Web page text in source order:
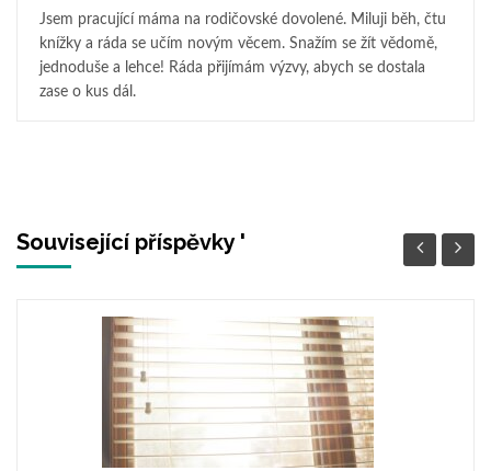
Jsem pracující máma na rodičovské dovolené. Miluji běh, čtu
knížky a ráda se učím novým věcem. Snažím se žít vědomě,
jednoduše a lehce! Ráda přijímám výzvy, abych se dostala
zase o kus dál.
Související příspěvky '